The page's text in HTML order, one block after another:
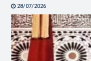
28/07/2026